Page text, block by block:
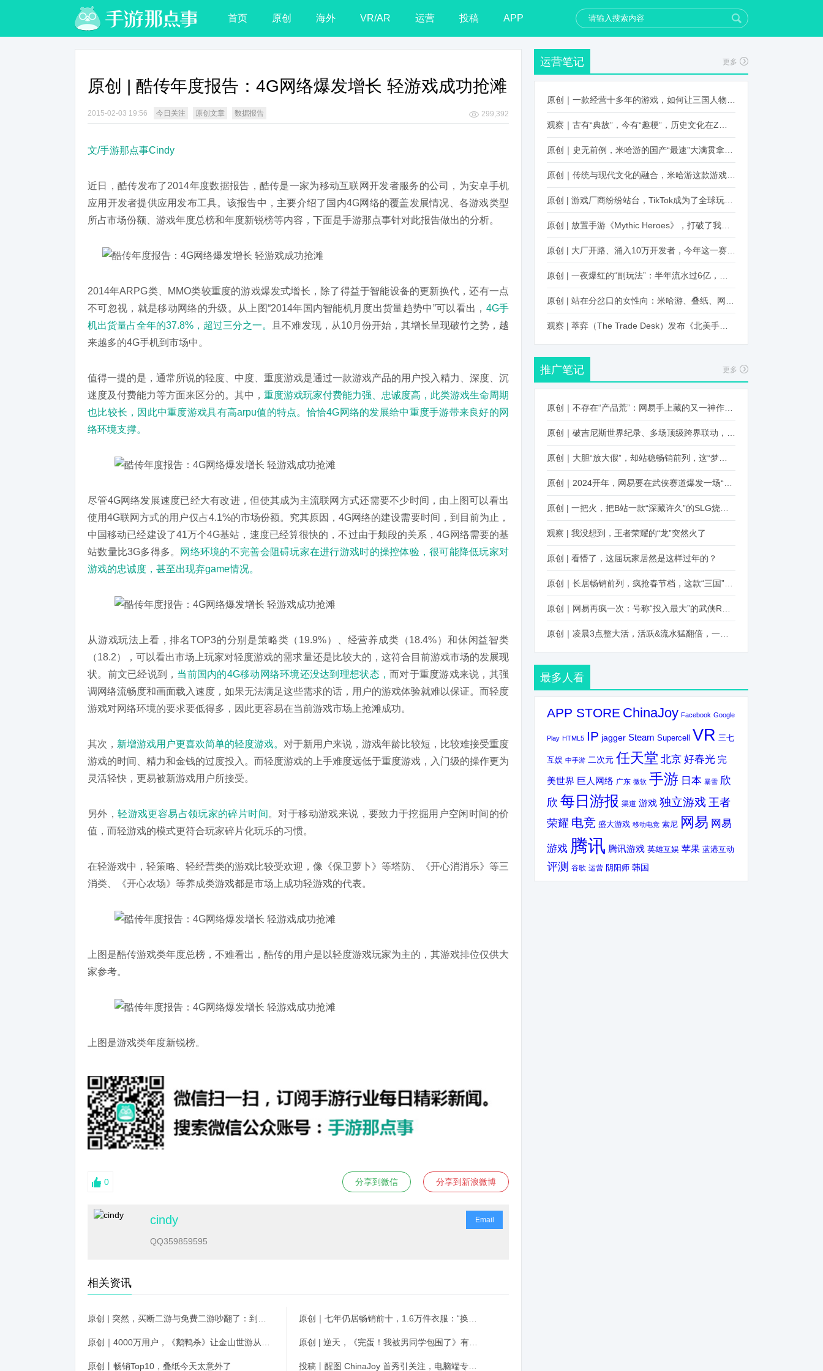
首页 原创 海外 VR/AR 运营 投稿 APP
原创 | 酷传年度报告：4G网络爆发增长 轻游戏成功抢滩
2015-02-03 19:56 今日关注 原创文章 数据报告 299,392
文/手游那点事Cindy
近日，酷传发布了2014年度数据报告，酷传是一家为移动互联网开发者服务的公司，为安卓手机
应用开发者提供应用发布工具。该报告中，主要介绍了国内4G网络的覆盖发展情况、各游戏类型
所占市场份额、游戏年度总榜和年度新锐榜等内容，下面是手游那点事针对此报告做出的分析。
2014年ARPG类、MMO类较重度的游戏爆发式增长，除了得益于智能设备的更新换代，还有一点
不可忽视，就是移动网络的升级。从上图“2014年国内智能机月度出货量趋势中”可以看出， 4G手
机出货量占全年的37.8%，超过三分之一。
且不难发现，从10月份开始，其增长呈现破竹之势，越
来越多的4G手机到市场中。
值得一提的是，通常所说的轻度、中度、重度游戏是通过一款游戏产品的用户投入精力、深度、沉
迷度及付费能力等方面来区分的。其中， 重度游戏玩家付费能力强、忠诚度高，此类游戏生命周期
也比较长，因此中重度游戏具有高arpu值的特点。恰恰4G网络的发展给中重度手游带来良好的网
络环境支撑。
尽管4G网络发展速度已经大有改进，但使其成为主流联网方式还需要不少时间，由上图可以看出
使用4G联网方式的用户仅占4.1%的市场份额。究其原因，4G网络的建设需要时间，到目前为止，
中国移动已经建设了41万个4G基站，速度已经算很快的，不过由于频段的关系，4G网络需要的基
站数量比3G多得多。 网络环境的不完善会阻碍玩家在进行游戏时的操控体验，很可能降低玩家对
游戏的忠诚度，甚至出现弃game情况。
从游戏玩法上看，排名TOP3的分别是策略类（19.9%）、经营养成类（18.4%）和休闲益智类
（18.2），可以看出市场上玩家对轻度游戏的需求量还是比较大的，这符合目前游戏市场的发展现
状。前文已经说到， 当前国内的4G移动网络环境还没达到理想状态，而对于重度游戏来说，其强
调网络流畅度和画面载入速度，如果无法满足这些需求的话，用户的游戏体验就难以保证。而轻度
游戏对网络环境的要求要低得多，因此更容易在当前游戏市场上抢滩成功。
其次， 新增游戏用户更喜欢简单的轻度游戏。 对于新用户来说，游戏年龄比较短，比较难接受重度
游戏的时间、精力和金钱的过度投入。而轻度游戏的上手难度远低于重度游戏，入门级的操作更为
灵活轻快，更易被新游戏用户所接受。
另外，轻游戏更容易占领玩家的碎片时间 。对于移动游戏来说，要致力于挖掘用户空闲时间的价
值，而轻游戏的模式更符合玩家碎片化玩乐的习惯。
在轻游戏中，轻策略、轻经营类的游戏比较受欢迎，像《保卫萝卜》等塔防、《开心消消乐》等三
消类、《开心农场》等养成类游戏都是市场上成功轻游戏的代表。
上图是酷传游戏类年度总榜，不难看出，酷传的用户是以轻度游戏玩家为主的，其游戏排位仅供大
家参考。
上图是游戏类年度新锐榜。
0 分享到新浪微博
分享到微信
cindy
QQ359859595
Email
相关资讯
原创丨畅销Top10，叠纸今天太意外了
运营笔记 更多
推广笔记 更多
观察 | 我没想到，王者荣耀的“龙”突然火了
原创 | 看懵了，这届玩家居然是这样过年的？
最多人看
APP STORE ChinaJoy Facebook Google
Play HTML5 IP jagger Steam Supercell VR 三七
互娱 中手游 二次元 任天堂 北京 好春光 完
美世界 巨人网络 广东 微软 手游 日本 暴雪 欣
欣 每日游报 渠道 游戏 独立游戏 王者
荣耀 电竞 盛大游戏 移动电竞 索尼 网易 网易
游戏 腾讯 腾讯游戏 英雄互娱 苹果 蓝港互动
评测 谷歌 运营 阴阳师 韩国